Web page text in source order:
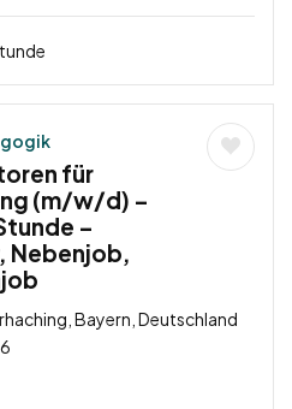
für
(m/w/d) –
–
Nebenjob,
Bayern, Deutschland